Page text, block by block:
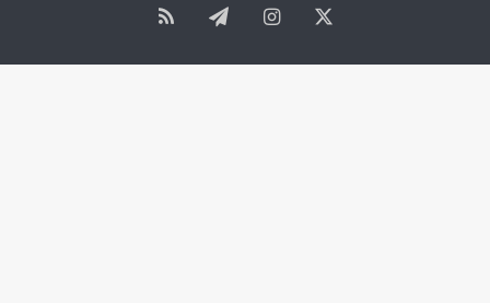
اینستاگرامتلگرامخوراک